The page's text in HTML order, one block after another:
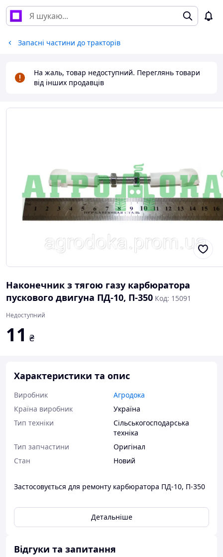
Запасні частини до тракторів
На жаль, товар недоступний. Переглянь товари
від інших продавців
Наконечник з тягою газу карбюратора
пускового двигуна ПД-10, П-350 Код: 15091
Недоступний
11 ₴
Характеристики та опис
Виробник
Агродока
Країна виробник
Україна
Тип техніки
Сільськогосподарська
техніка
Тип запчастини
Оригінал
Стан
Новий
Застосовується для ремонту карбюратора ПД-10, П-350
Детальніше
Відгуки та запитання